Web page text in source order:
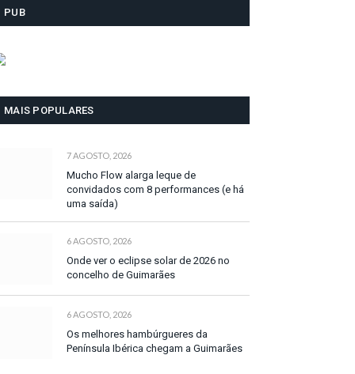
PUB
MAIS POPULARES
7 AGOSTO, 2026
Mucho Flow alarga leque de
convidados com 8 performances (e há
uma saída)
6 AGOSTO, 2026
Onde ver o eclipse solar de 2026 no
concelho de Guimarães
6 AGOSTO, 2026
Os melhores hambúrgueres da
Península Ibérica chegam a Guimarães